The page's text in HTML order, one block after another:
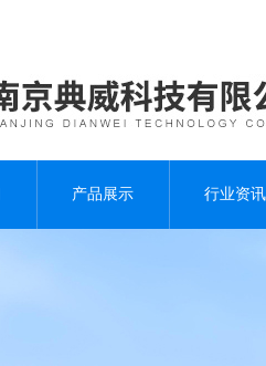
产品展示 行业资讯